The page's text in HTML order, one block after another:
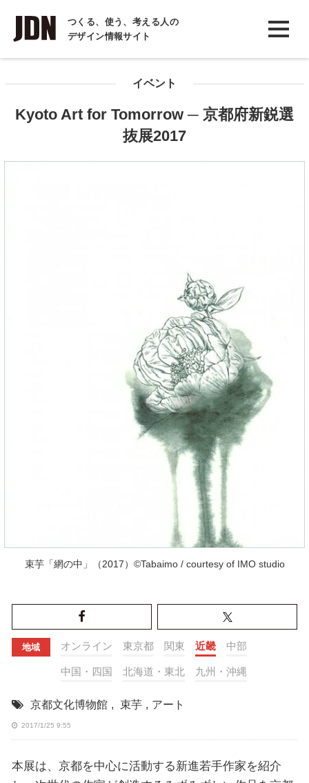
つくる、使う、考える人の
デザイン情報サイト
INTERVIEW
インタビュー
イベント
Kyoto Art for Tomorrow ─ 京都府新鋭選
抜展2017
束芋「網の中」（2017）©Tabaimo / courtesy of IMO studio
地域 オンライン 東京都 関東 近畿 中部
中国・四国 北海道・東北 九州・沖縄
京都文化博物館 , 束芋 , アート
2017/1/25 9:55
本展は、京都を中心に活動する新進若手作家を紹介